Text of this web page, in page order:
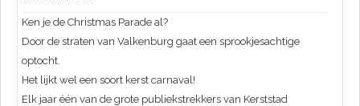
Ken je de Christmas Parade al?
Door de straten van Valkenburg gaat een sprookjesachtige
optocht.
Het lijkt wel een soort kerst carnaval!
Elk jaar één van de grote publiekstrekkers van Kerststad